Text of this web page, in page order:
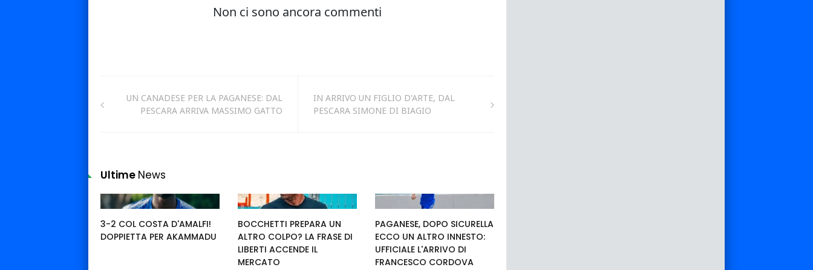
UN CANADESE PER LA PAGANESE: DAL
PESCARA ARRIVA MASSIMO GATTO
IN ARRIVO UN FIGLIO D'ARTE, DAL
PESCARA SIMONE DI BIAGIO
Ultime News
3-2 COL COSTA D'AMALFI!
DOPPIETTA PER AKAMMADU
BOCCHETTI PREPARA UN
ALTRO COLPO? LA FRASE DI
LIBERTI ACCENDE IL
MERCATO
PAGANESE, DOPO SICURELLA
ECCO UN ALTRO INNESTO:
UFFICIALE L'ARRIVO DI
FRANCESCO CORDOVA